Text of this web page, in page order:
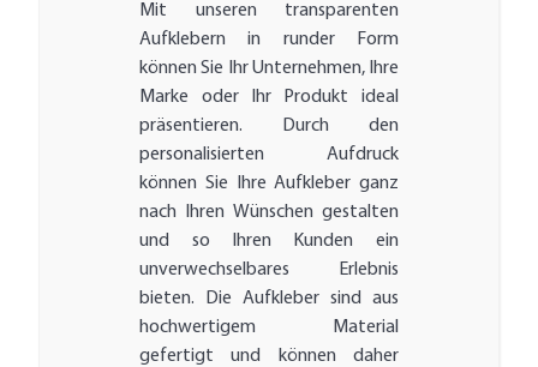
Mit unseren transparenten
Aufklebern in runder Form
können Sie Ihr Unternehmen, Ihre
Marke oder Ihr Produkt ideal
präsentieren. Durch den
personalisierten Aufdruck
können Sie Ihre Aufkleber ganz
nach Ihren Wünschen gestalten
und so Ihren Kunden ein
unverwechselbares Erlebnis
bieten. Die Aufkleber sind aus
hochwertigem Material
gefertigt und können daher